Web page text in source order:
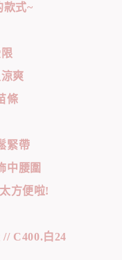
款式~
爽
條
緊帶
中腰圍
方便啦!
// C400.白24